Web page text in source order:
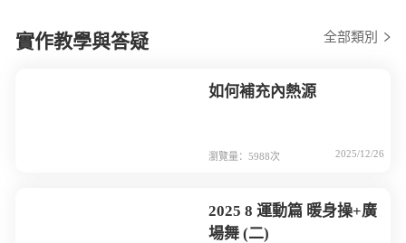
實作教學與答疑 全部類別
如何補充內熱源
瀏覽量：5988次 2025/12/26
2025 8 運動篇 暖身操+廣
場舞 (二)